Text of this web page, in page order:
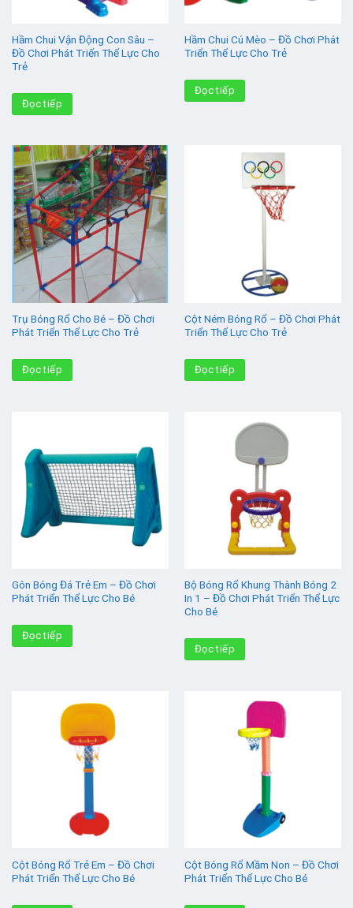
Hầm Chui Vận Động Con Sâu –
Đồ Chơi Phát Triển Thể Lực Cho
Trẻ
Đọc tiếp
Hầm Chui Cú Mèo – Đồ Chơi Phát
Triển Thể Lực Cho Trẻ
Đọc tiếp
Trụ Bóng Rổ Cho Bé – Đồ Chơi
Phát Triển Thể Lực Cho Trẻ
Đọc tiếp
Cột Ném Bóng Rổ – Đồ Chơi Phát
Triển Thể Lực Cho Trẻ
Đọc tiếp
Gôn Bóng Đá Trẻ Em – Đồ Chơi
Phát Triển Thể Lực Cho Bé
Đọc tiếp
Bộ Bóng Rổ Khung Thành Bóng 2
In 1 – Đồ Chơi Phát Triển Thể Lực
Cho Bé
Đọc tiếp
Cột Bóng Rổ Trẻ Em – Đồ Chơi
Phát Triển Thể Lực Cho Bé
Cột Bóng Rổ Mầm Non – Đồ Chơi
Phát Triển Thể Lực Cho Bé